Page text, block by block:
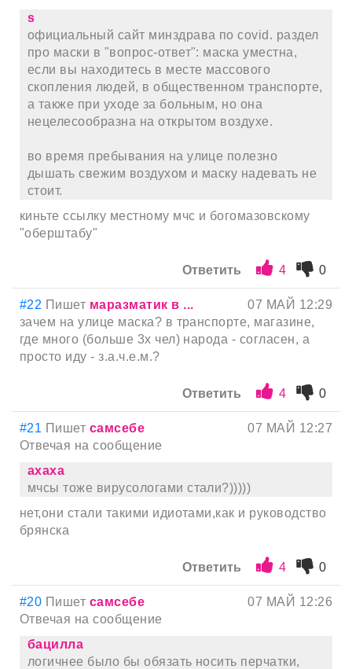
s
официальный сайт минздрава по covid. раздел
про маски в "вопрос-ответ": маска уместна,
если вы находитесь в месте массового
скопления людей, в общественном транспорте,
а также при уходе за больным, но она
нецелесообразна на открытом воздухе.
во время пребывания на улице полезно
дышать свежим воздухом и маску надевать не
стоит.
киньте ссылку местному мчс и богомазовскому
"оберштабу"
Ответить 4 0
#22 Пишет маразматик в ...
07 МАЙ 12:29
зачем на улице маска? в транспорте, магазине,
где много (больше 3х чел) народа - согласен, а
просто иду - з.а.ч.е.м.?
Ответить 4 0
#21 Пишет самсебе
07 МАЙ 12:27
Отвечая на сообщение
ахаха
мчсы тоже вирусологами стали?)))))
нет,они стали такими идиотами,как и руководство
брянска
Ответить 4 0
#20 Пишет самсебе
07 МАЙ 12:26
Отвечая на сообщение
бацилла
логичнее было бы обязать носить перчатки,